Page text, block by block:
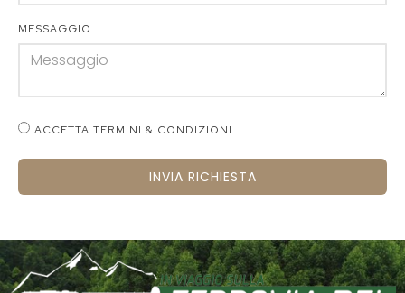
MESSAGGIO
ACCETTA TERMINI & CONDIZIONI
INVIA RICHIESTA